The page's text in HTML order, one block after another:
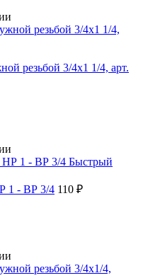
резьбой 3/4х1 1/4, арт.
Быстрый
1 - ВР 3/4 110 ₽